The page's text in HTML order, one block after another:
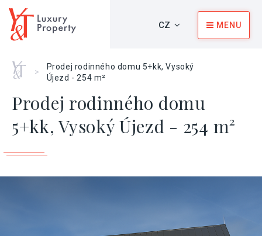
CZ MENU
Home
>
Prodej rodinného domu 5+kk, Vysoký
Újezd - 254 m²
Prodej rodinného domu
5+kk, Vysoký Újezd - 254 m²